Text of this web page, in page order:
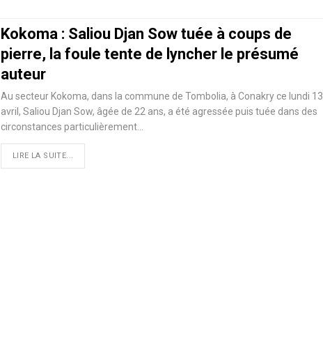
Kokoma : Saliou Djan Sow tuée à coups de
pierre, la foule tente de lyncher le présumé
auteur
Au secteur Kokoma, dans la commune de Tombolia, à Conakry ce lundi 13
avril, Saliou Djan Sow, âgée de 22 ans, a été agressée puis tuée dans des
circonstances particulièrement…
LIRE LA SUITE...